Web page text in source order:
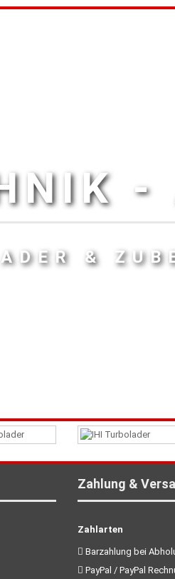
-
&
Zahlung &
Zahlarten
Barzahlung bei
PayPal / PayPal